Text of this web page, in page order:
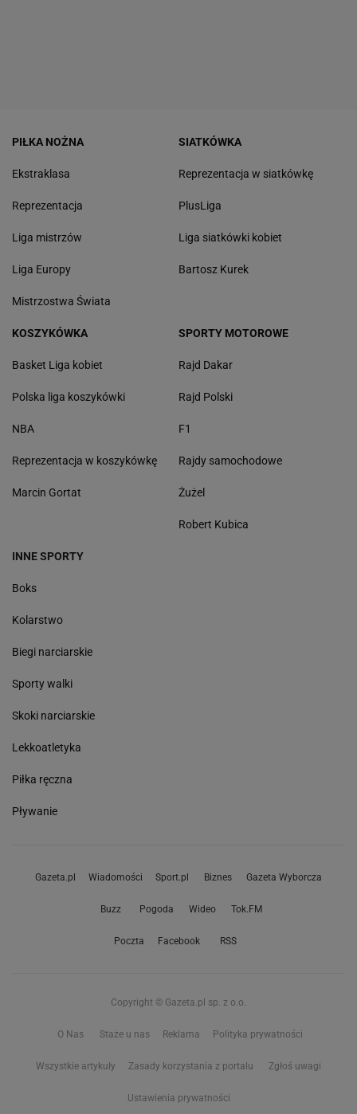
PIŁKA NOŻNA
Ekstraklasa
Reprezentacja
Liga mistrzów
Liga Europy
Mistrzostwa Świata
SIATKÓWKA
Reprezentacja w siatkówkę
PlusLiga
Liga siatkówki kobiet
Bartosz Kurek
KOSZYKÓWKA
Basket Liga kobiet
Polska liga koszykówki
NBA
Reprezentacja w koszykówkę
Marcin Gortat
SPORTY MOTOROWE
Rajd Dakar
Rajd Polski
F1
Rajdy samochodowe
Żużel
Robert Kubica
INNE SPORTY
Boks
Kolarstwo
Biegi narciarskie
Sporty walki
Skoki narciarskie
Lekkoatletyka
Piłka ręczna
Pływanie
Gazeta.pl Wiadomości Sport.pl Biznes Gazeta Wyborcza
Buzz Pogoda Wideo Tok.FM
Poczta Facebook RSS
Copyright © Gazeta.pl sp. z o.o.
O Nas Staże u nas Reklama Polityka prywatności
Wszystkie artykuły Zasady korzystania z portalu Zgłoś uwagi
Ustawienia prywatności